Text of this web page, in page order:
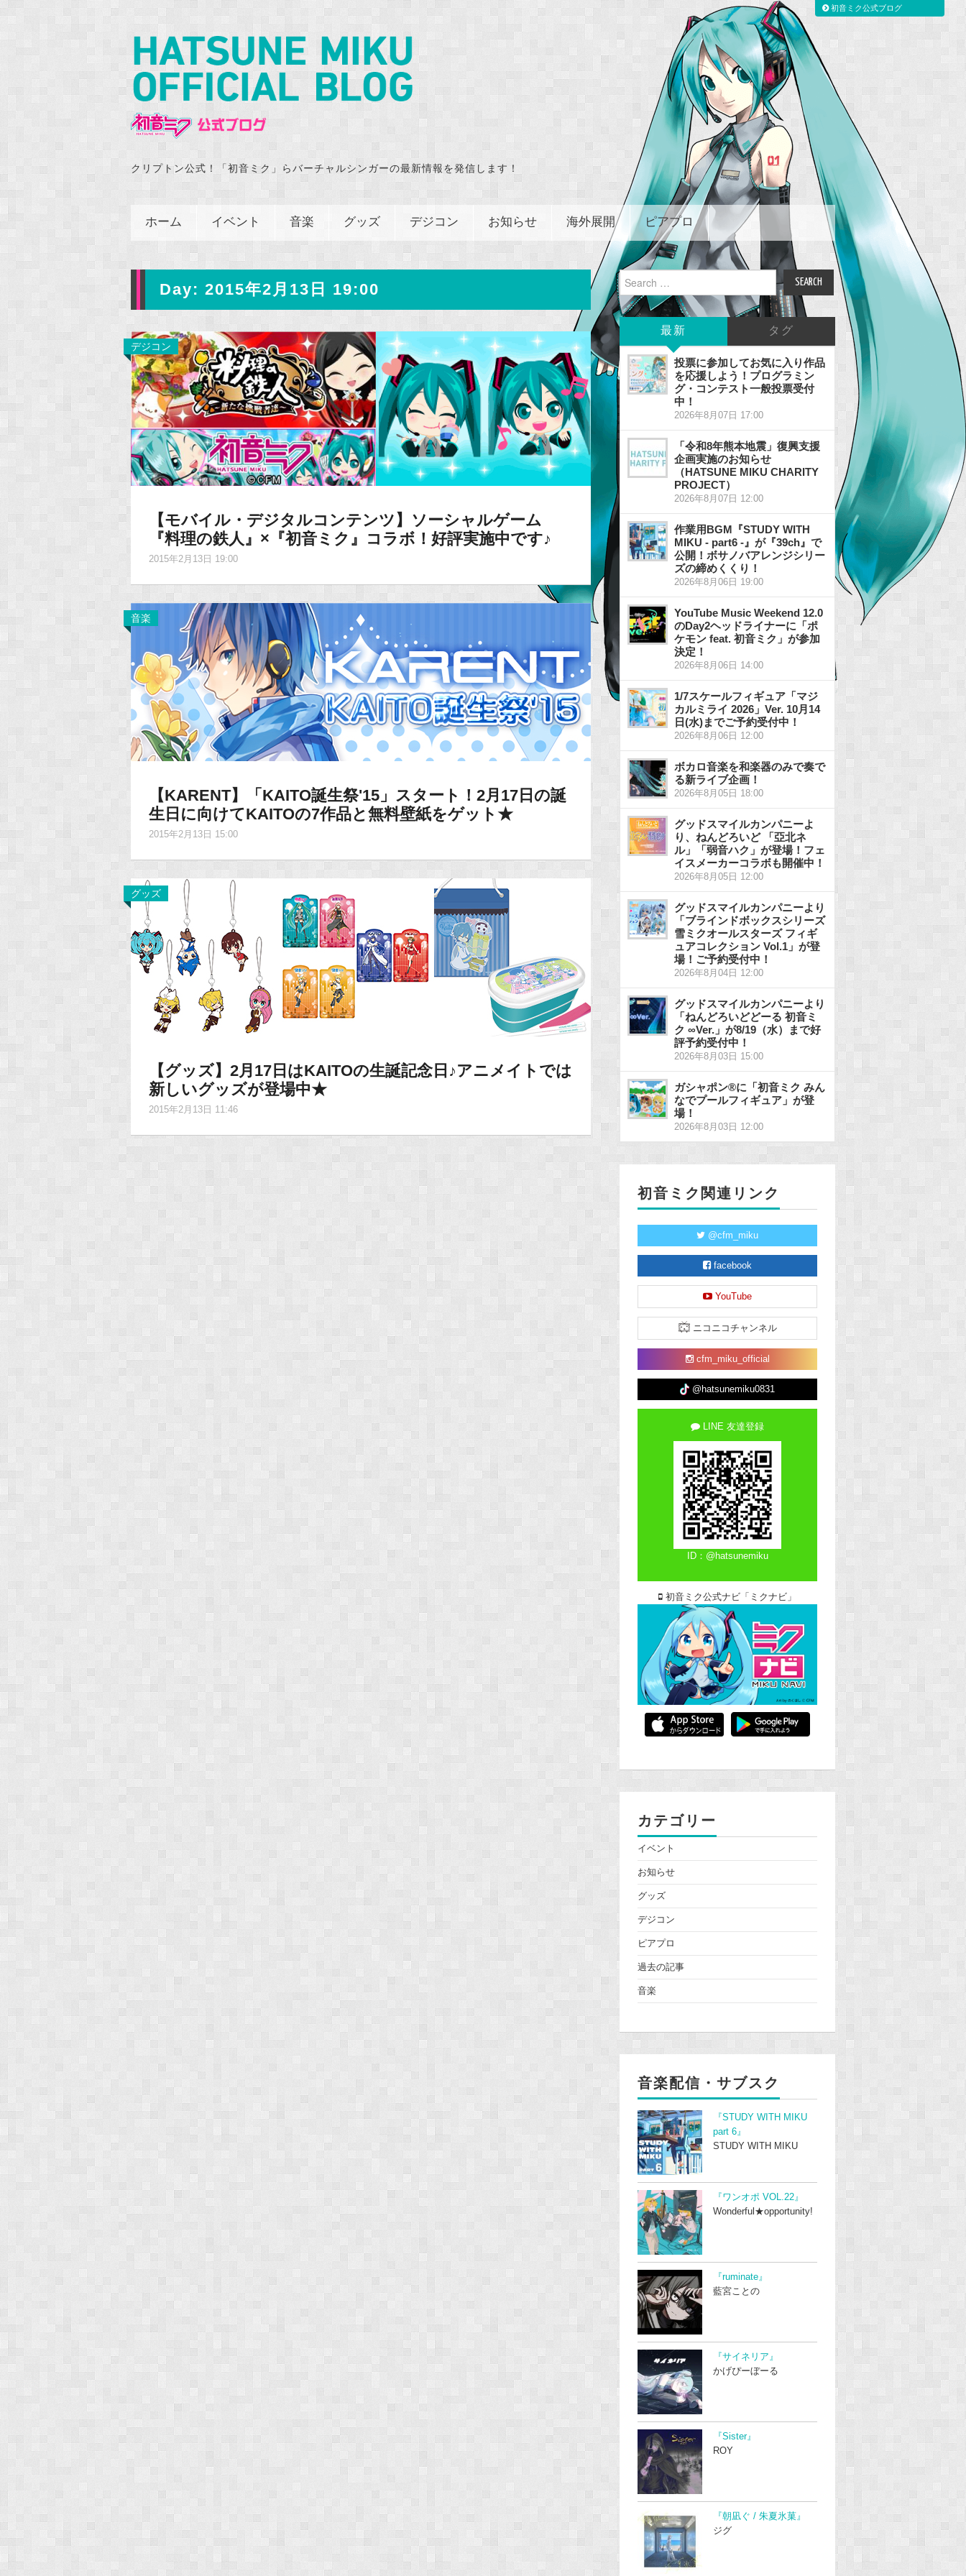
クリプトン公式！「初音ミク」らバーチャルシンガーの最新情報を発信します！
ホーム イベント 音楽 グッズ デジコン お知らせ 海外展開 ピアプロ
Day: 2015年2月13日 19:00
デジコン
【モバイル・デジタルコンテンツ】ソーシャルゲーム
『料理の鉄人』×『初音ミク』コラボ！好評実施中です♪
2015年2月13日 19:00
音楽
【KARENT】「KAITO誕生祭'15」スタート！2月17日の誕
生日に向けてKAITOの7作品と無料壁紙をゲット★
2015年2月13日 15:00
グッズ
【グッズ】2月17日はKAITOの生誕記念日♪アニメイトでは
新しいグッズが登場中★
2015年2月13日 11:46
Search
for:
最新 タグ
投票に参加してお気に入り作品
を応援しよう！プログラミン
グ・コンテスト一般投票受付
中！
2026年8月07日 17:00
「令和8年熊本地震」復興支援
企画実施のお知らせ
（HATSUNE MIKU CHARITY
PROJECT）
2026年8月07日 12:00
作業用BGM『STUDY WITH
MIKU - part6 -』が『39ch』で
公開！ボサノバアレンジシリー
ズの締めくくり！
2026年8月06日 19:00
YouTube Music Weekend 12.0
のDay2ヘッドライナーに「ポ
ケモン feat. 初音ミク」が参加
決定！
2026年8月06日 14:00
1/7スケールフィギュア「マジ
カルミライ 2026」Ver. 10月14
日(水)までご予約受付中！
2026年8月06日 12:00
ボカロ音楽を和楽器のみで奏で
る新ライブ企画！
2026年8月05日 18:00
グッドスマイルカンパニーよ
り、ねんどろいど 「亞北ネ
ル」「弱音ハク」が登場！フェ
イスメーカーコラボも開催中！
2026年8月05日 12:00
グッドスマイルカンパニーより
「ブラインドボックスシリーズ
雪ミクオールスターズ フィギ
ュアコレクション Vol.1」が登
場！ご予約受付中！
2026年8月04日 12:00
グッドスマイルカンパニーより
「ねんどろいどどーる 初音ミ
ク ∞Ver.」が8/19（水）まで好
評予約受付中！
2026年8月03日 15:00
ガシャポン®に「初音ミク みん
なでプールフィギュア」が登
場！
2026年8月03日 12:00
初音ミク関連リンク
@cfm_miku
facebook
YouTube
ニコニコチャンネル
cfm_miku_official
@hatsunemiku0831
LINE 友達登録
ID：@hatsunemiku
初音ミク公式ナビ「ミクナビ」
カテゴリー
イベント
お知らせ
グッズ
デジコン
ピアプロ
過去の記事
音楽
音楽配信・サブスク
『STUDY WITH MIKU
part 6』
STUDY WITH MIKU
『ワンオポ VOL.22』
Wonderful★opportunity!
『ruminate』
藍宮ことの
『サイネリア』
かげぴーぼーる
『Sister』
ROY
『朝凪ぐ / 朱夏氷菓』
ジグ
初音ミク公式ブログ